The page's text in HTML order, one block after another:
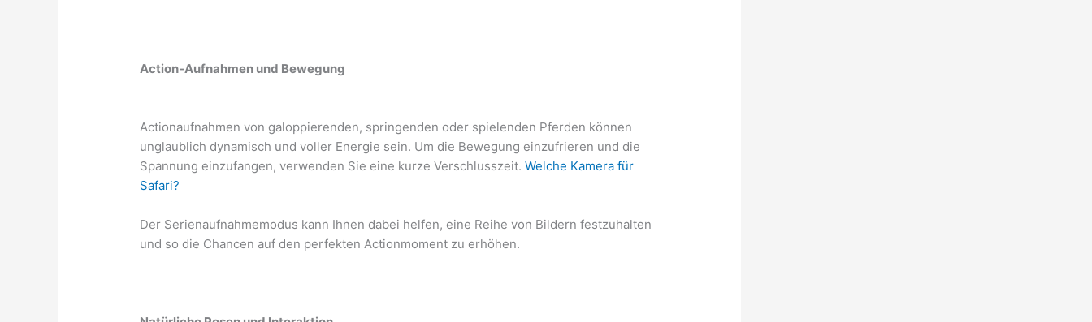
Action-Aufnahmen und Bewegung
Actionaufnahmen von galoppierenden, springenden oder spielenden Pferden können
unglaublich dynamisch und voller Energie sein. Um die Bewegung einzufrieren und die
Spannung einzufangen, verwenden Sie eine kurze Verschlusszeit.Welche Kamera für
Safari?
Der Serienaufnahmemodus kann Ihnen dabei helfen, eine Reihe von Bildern festzuhalten
und so die Chancen auf den perfekten Actionmoment zu erhöhen.